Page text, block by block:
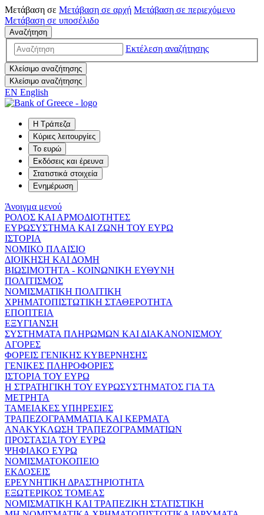
Μετάβαση σε Μετάβαση σε αρχή Μετάβαση σε περιεχόμενο
Μετάβαση σε υποσέλιδο
Αναζήτηση
Εκτέλεση αναζήτησης
Κλείσιμο αναζήτησης
Κλείσιμο αναζήτησης
EN English
Η Τράπεζα
Κύριες λειτουργίες
Το ευρώ
Εκδόσεις και έρευνα
Στατιστικά στοιχεία
Ενημέρωση
Άνοιγμα μενού
ΡΟΛΟΣ ΚΑΙ ΑΡΜΟΔΙΟΤΗΤΕΣ
ΕΥΡΩΣΥΣΤΗΜΑ ΚΑΙ ΖΩΝΗ ΤΟΥ ΕΥΡΩ
ΙΣΤΟΡΙΑ
ΝΟΜΙΚΟ ΠΛΑΙΣΙΟ
ΔΙΟΙΚΗΣΗ ΚΑΙ ΔΟΜΗ
ΒΙΩΣΙΜΟΤΗΤΑ - ΚΟΙΝΩΝΙΚΗ ΕΥΘΥΝΗ
ΠΟΛΙΤΙΣΜΟΣ
ΝΟΜΙΣΜΑΤΙΚΗ ΠΟΛΙΤΙΚΗ
ΧΡΗΜΑΤΟΠΙΣΤΩΤΙΚΗ ΣΤΑΘΕΡΟΤΗΤΑ
ΕΠΟΠΤΕΙΑ
ΕΞΥΓΙΑΝΣΗ
ΣΥΣΤΗΜΑΤΑ ΠΛΗΡΩΜΩΝ ΚΑΙ ΔΙΑΚΑΝΟΝΙΣΜΟΥ
ΑΓΟΡΕΣ
ΦΟΡΕΙΣ ΓΕΝΙΚΗΣ ΚΥΒΕΡΝΗΣΗΣ
ΓΕΝΙΚΕΣ ΠΛΗΡΟΦΟΡΙΕΣ
ΙΣΤΟΡΙΑ ΤΟΥ ΕΥΡΩ
Η ΣΤΡΑΤΗΓΙΚΗ ΤΟΥ ΕΥΡΩΣΥΣΤΗΜΑΤΟΣ ΓΙΑ ΤΑ
ΜΕΤΡΗΤΑ
ΤΑΜΕΙΑΚΕΣ ΥΠΗΡΕΣΙΕΣ
ΤΡΑΠΕΖΟΓΡΑΜΜΑΤΙΑ ΚΑΙ ΚΕΡΜΑΤΑ
ΑΝΑΚΥΚΛΩΣΗ ΤΡΑΠΕΖΟΓΡΑΜΜΑΤΙΩΝ
ΠΡΟΣΤΑΣΙΑ ΤΟΥ ΕΥΡΩ
ΨΗΦΙΑΚΟ ΕΥΡΩ
ΝΟΜΙΣΜΑΤΟΚΟΠΕΙΟ
ΕΚΔΟΣΕΙΣ
ΕΡΕΥΝΗΤΙΚΗ ΔΡΑΣΤΗΡΙΟΤΗΤΑ
ΕΞΩΤΕΡΙΚΟΣ ΤΟΜΕΑΣ
ΝΟΜΙΣΜΑΤΙΚΗ ΚΑΙ ΤΡΑΠΕΖΙΚΗ ΣΤΑΤΙΣΤΙΚΗ